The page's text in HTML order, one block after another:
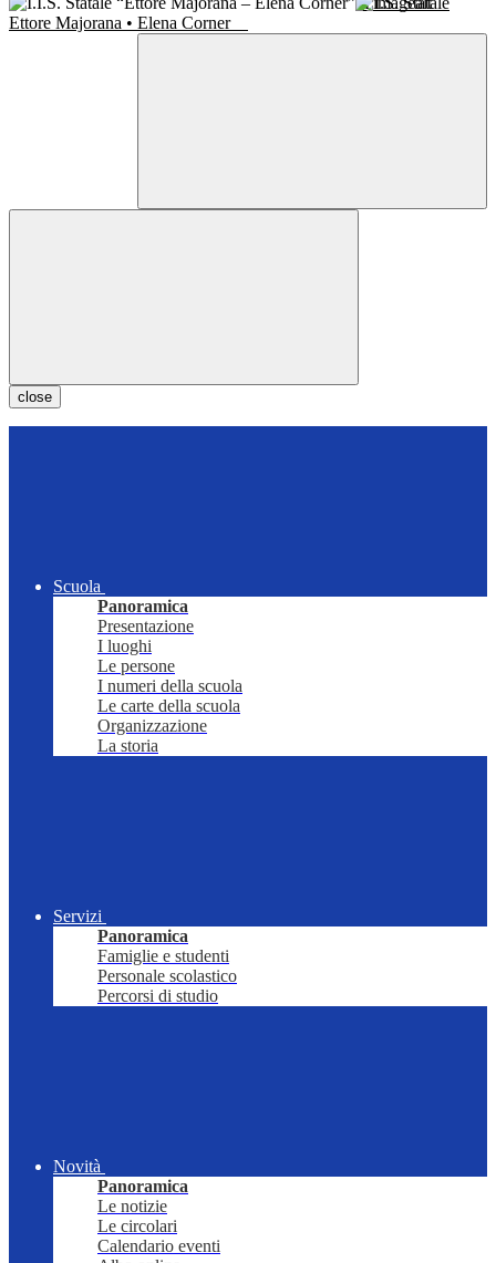
Ettore Majorana • Elena Corner
close
Scuola
Panoramica
Presentazione
I luoghi
Le persone
I numeri della scuola
Le carte della scuola
Organizzazione
La storia
Servizi
Panoramica
Famiglie e studenti
Personale scolastico
Percorsi di studio
Novità
Panoramica
Le notizie
Le circolari
Calendario eventi